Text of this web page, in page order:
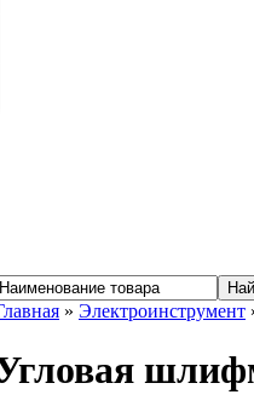
» Электроинструмент